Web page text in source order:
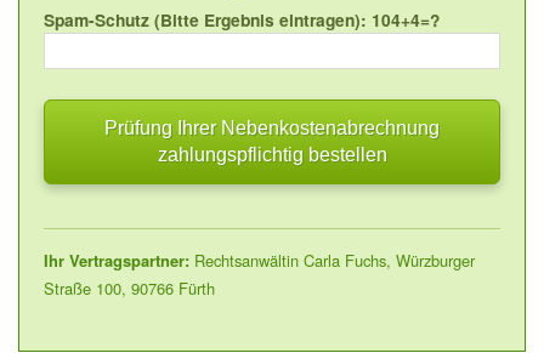
Spam-Schutz (Bitte Ergebnis eintragen): 104+4=?
Ihr Vertragspartner: Rechtsanwältin Carla Fuchs, Würzburger
Straße 100, 90766 Fürth